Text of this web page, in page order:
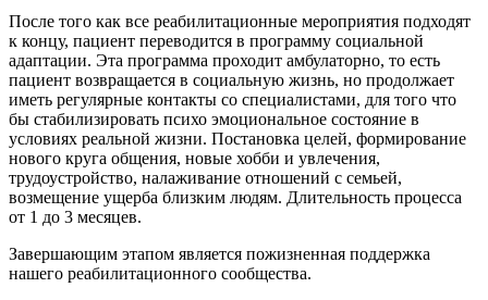
После того как все реабилитационные мероприятия подходят
к концу, пациент переводится в программу социальной
адаптации. Эта программа проходит амбулаторно, то есть
пациент возвращается в социальную жизнь, но продолжает
иметь регулярные контакты со специалистами, для того что
бы стабилизировать психо эмоциональное состояние в
условиях реальной жизни. Постановка целей, формирование
нового круга общения, новые хобби и увлечения,
трудоустройство, налаживание отношений с семьей,
возмещение ущерба близким людям. Длительность процесса
от 1 до 3 месяцев.
Завершающим этапом является пожизненная поддержка
нашего реабилитационного сообщества.